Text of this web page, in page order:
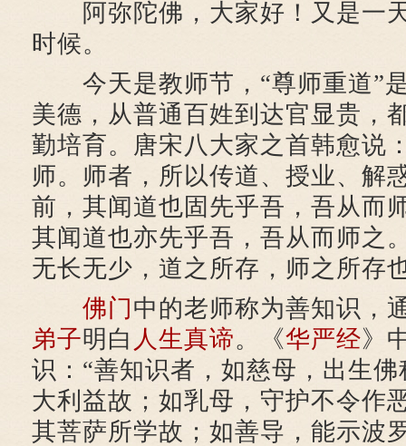
阿弥陀佛，大家好！又是一
时候。
今天是教师节，“尊师重道”
美德，从普通百姓到达官显贵，
勤培育。唐宋八大家之首韩愈说
师。师者，所以传道、授业、
前，其闻道也固先乎吾，吾从而
其闻道也亦先乎吾，吾从而师之
无长无少，道之所存，师之所存
佛门中的老师称为善知识，
弟子明白 人生真谛。《华严经》
识：“善知识者，如慈母，出生
大利益故；如乳母，守护不令作
其菩萨所学故；如善导，能示波